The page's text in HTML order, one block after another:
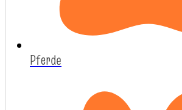
Pferde